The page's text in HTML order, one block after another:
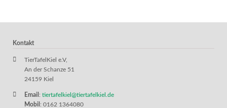
Kontakt
TierTafelKiel e.V,
An der Schanze 51
24159 Kiel
Email : tiertafelkiel@tiertafelkiel.de
Mobil : 0162 1364080